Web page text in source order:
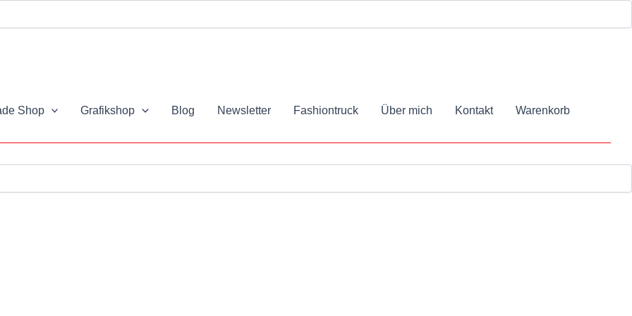
Shop Grafikshop Blog Newsletter Fashiontruck Über mich Kontakt Warenkorb